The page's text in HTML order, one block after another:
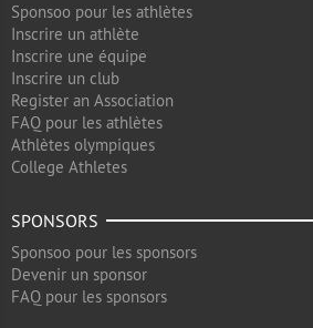
Sponsoo pour les athlètes
Inscrire un athlète
Inscrire une équipe
Inscrire un club
Register an Association
FAQ pour les athlètes
Athlètes olympiques
College Athletes
SPONSORS
Sponsoo pour les sponsors
Devenir un sponsor
FAQ pour les sponsors